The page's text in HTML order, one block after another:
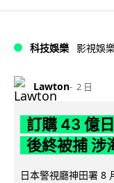
科技娛樂 影視娛
Lawton 2 日
訂購 43 億
後終被捕 涉
日本警視廳神田署 8